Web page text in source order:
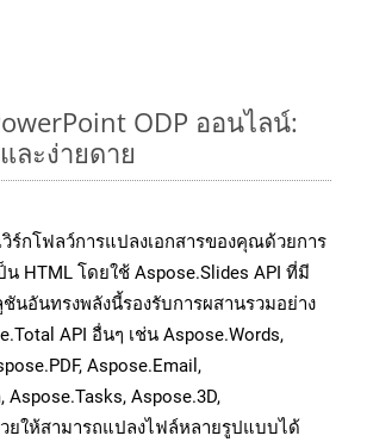
ODP ออนไลน์:
ละง่ายดาย
ร์กโฟลว์การแปลงเอกสารของคุณด้วยการ
น HTML โดยใช้ Aspose.Slides API ที่มี
นอันทรงพลังนี้รองรับการผสานรวมอย่าง
API อื่นๆ เช่น Aspose.Words,
Aspose.Email,
Aspose.Tasks, Aspose.3D,
ยให้สามารถแปลงไฟล์หลายรูปแบบได้